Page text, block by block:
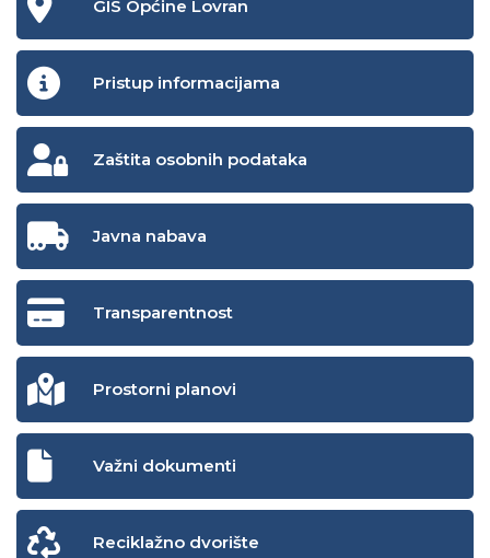
GIS Općine Lovran
Pristup informacijama
Zaštita osobnih podataka
Javna nabava
Transparentnost
Prostorni planovi
Važni dokumenti
Reciklažno dvorište